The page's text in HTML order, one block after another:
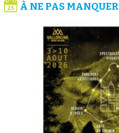
À NE PAS MANQUER